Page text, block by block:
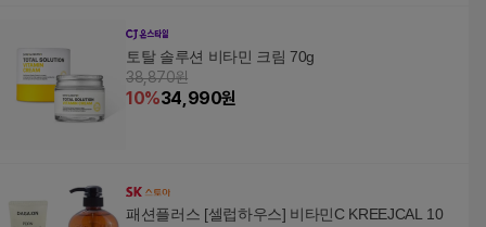
토탈 솔루션 비타민 크림 70g
38,870원
10%34,990원
패션플러스 [셀럽하우스] 비타민C KREEJCAL 10